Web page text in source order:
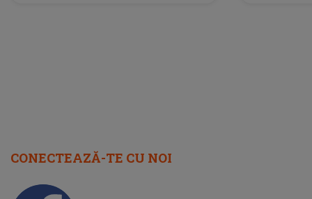
CONECTEAZĂ-TE CU NOI